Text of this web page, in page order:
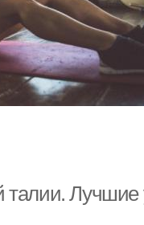
талии.